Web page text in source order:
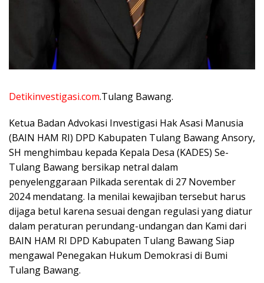
Detikinvestigasi.com.Tulang Bawang.
Ketua Badan Advokasi Investigasi Hak Asasi Manusia
(BAIN HAM RI) DPD Kabupaten Tulang Bawang Ansory,
SH menghimbau kepada Kepala Desa (KADES) Se-
Tulang Bawang bersikap netral dalam
penyelenggaraan Pilkada serentak di 27 November
2024 mendatang. Ia menilai kewajiban tersebut harus
dijaga betul karena sesuai dengan regulasi yang diatur
dalam peraturan perundang-undangan dan Kami dari
BAIN HAM RI DPD Kabupaten Tulang Bawang Siap
mengawal Penegakan Hukum Demokrasi di Bumi
Tulang Bawang.